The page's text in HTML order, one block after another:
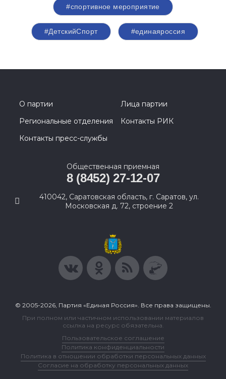
#спортивное мероприятие
#ДетскийСпорт #единаяроссия
О партии
Лица партии
Региональные отделения
Контакты РИК
Контакты пресс-службы
Общественная приемная
8 (8452) 27-12-07
410042, Саратовская область, г. Саратов, ул.
Московская д. 72, строение 2
© 2005-2026, Партия «Единая Россия». Все права защищены.
При полном или частичном использовании материалов
ссылка на ресурс обязательна.
Пользовательское соглашение
Политика конфиденциальности
Политика в отношении обработки персональных данных
Согласие на обработку персональных данных